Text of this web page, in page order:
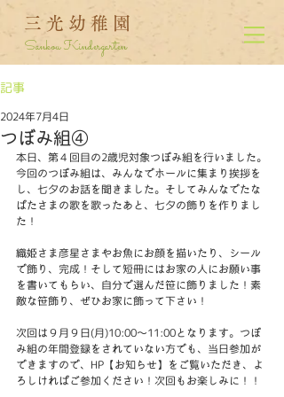
三光幼稚園
Sankou Kindergarten
記事
つぼみ組④
2024年7月4日
本日、第４回目の2歳児対象つぼみ組を行いました。
今回のつぼみ組は、みんなでホールに集まり挨拶を
し、七夕のお話を聞きました。そしてみんなでたな
ばたさまの歌を歌ったあと、七夕の飾りを作りまし
た！
織姫さま彦星さまやお魚にお顔を描いたり、シール
で飾り、完成！そして短冊にはお家の人にお願い事
を書いてもらい、自分で選んだ笹に飾りました！素
敵な笹飾り、ぜひお家に飾って下さい！
次回は９月９日(月)10:00～11:00となります。つぼ
み組の年間登録をされていない方でも、当日参加が
できますので、HP【お知らせ】をご覧いただき、よ
ろしければご参加ください！次回もお楽しみに！！